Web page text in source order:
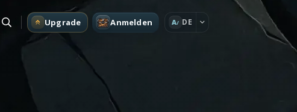
Upgrade Anmelden A DE